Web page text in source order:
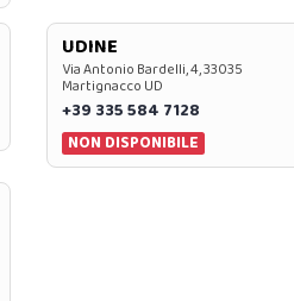
UDINE
Via Antonio Bardelli, 4, 33035
Martignacco UD
+39 335 584 7128
NON DISPONIBILE